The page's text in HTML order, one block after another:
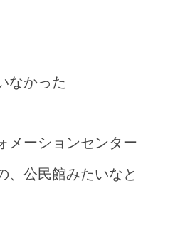
なかった
メーションセンター
、公民館みたいなと